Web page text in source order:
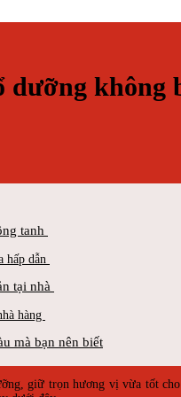
dưỡng không
tanh
hấp dẫn
tại nhà
hàng
mà bạn nên biết
giữ trọn hương vị vừa tốt